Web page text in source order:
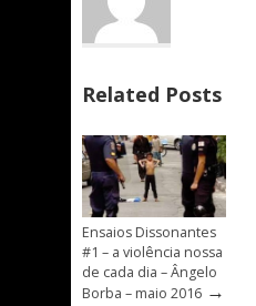
Related Posts
Ensaios Dissonantes
#1 – a violência nossa
de cada dia – Ângelo
Borba – maio 2016 →